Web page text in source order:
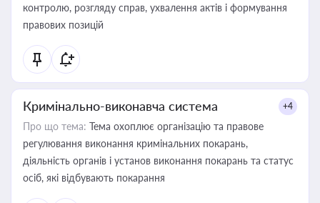
контролю, розгляду справ, ухвалення актів і формування
правових позицій
Кримінально-виконавча система +4
Про що тема: Тема охоплює організацію та правове
регулювання виконання кримінальних покарань,
діяльність органів і установ виконання покарань та статус
осіб, які відбувають покарання